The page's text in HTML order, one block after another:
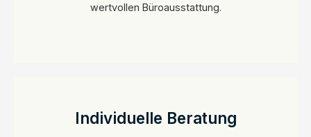
wertvollen Büroausstattung.
Individuelle Beratung